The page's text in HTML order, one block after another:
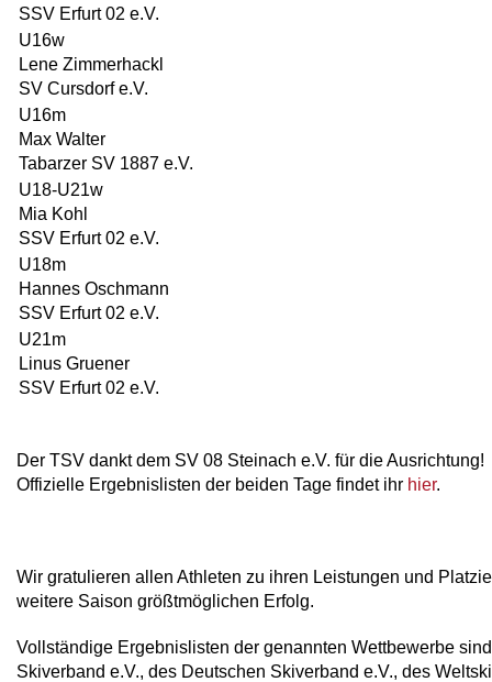
SSV Erfurt 02 e.V.
U16w
Lene Zimmerhackl
SV Cursdorf e.V.
U16m
Max Walter
Tabarzer SV 1887 e.V.
U18-U21w
Mia Kohl
SSV Erfurt 02 e.V.
U18m
Hannes Oschmann
SSV Erfurt 02 e.V.
U21m
Linus Gruener
SSV Erfurt 02 e.V.
Der TSV dankt dem SV 08 Steinach e.V. für die Ausrichtung!
Offizielle Ergebnislisten der beiden Tage findet ihr hier.
Wir gratulieren allen Athleten zu ihren Leistungen und
weitere Saison größtmöglichen Erfolg.
Vollständige Ergebnislisten der genannten Wettbewerbe
Skiverband e.V., des Deutschen Skiverband e.V., des